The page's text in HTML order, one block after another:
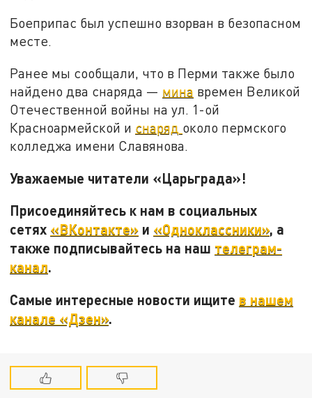
Боеприпас был успешно взорван в безопасном
месте.
Ранее мы сообщали, что в Перми также было
найдено два снаряда — мина времен Великой
Отечественной войны на ул. 1-ой
Красноармейской и снаряд около пермского
колледжа имени Славянова.
Уважаемые читатели «Царьграда»!
Присоединяйтесь к нам в социальных
сетях «ВКонтакте» и «Одноклассники», а
также подписывайтесь на наш телеграм-
канал.
Самые интересные новости ищите в нашем
канале «Дзен».